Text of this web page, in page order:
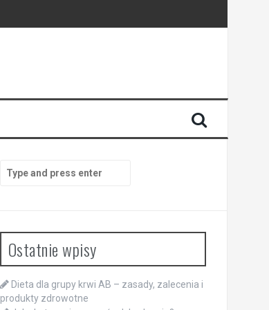
Search
for:
Ostatnie wpisy
Dieta dla grupy krwi AB – zasady, zalecenia i
produkty zdrowotne